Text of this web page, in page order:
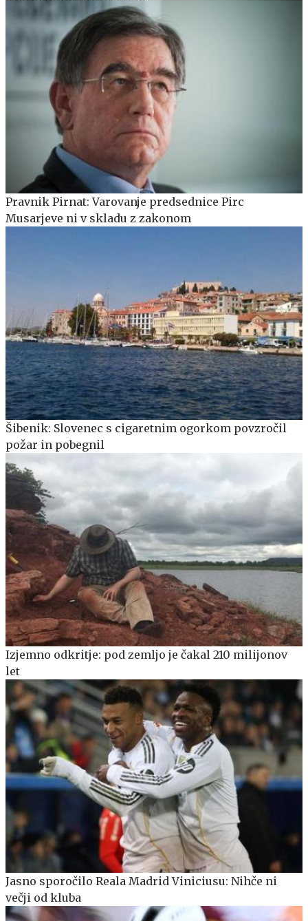
Pravnik Pirnat: Varovanje predsednice Pirc
Musarjeve ni v skladu z zakonom
Šibenik: Slovenec s cigaretnim ogorkom povzročil
požar in pobegnil
Izjemno odkritje: pod zemljo je čakal 210 milijonov
let
Jasno sporočilo Reala Madrid Viniciusu: Nihče ni
večji od kluba